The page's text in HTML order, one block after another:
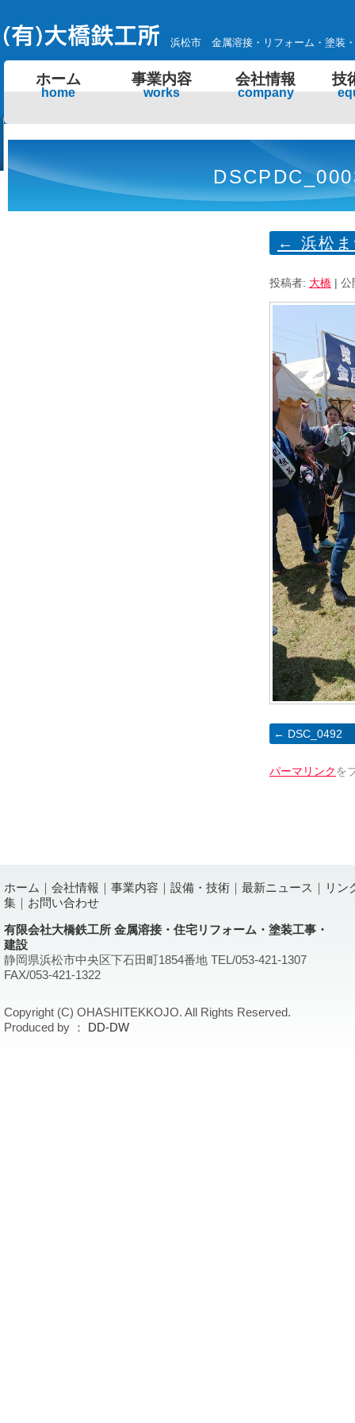
浜松市 金属溶接・リフォーム・塗装
ホーム
home
事業内容
works
会社情報
company
技
← 浜松
投稿者: 大橋 | 公
DSC_0492
パーマリンク を
ホーム 会社情報 事業内容 設備・技術 最新ニュース
リン
集
お問い合わせ
有限会社大橋鉄工所 金属溶接・住宅リフォーム・塗装工事・
建設
静岡県浜松市中央区下石田町1854番地 TEL/053-421-1307
FAX/053-421-1322
Copyright (C) OHASHITEKKOJO. All Rights Reserved.
Produced by ：
DD-DW